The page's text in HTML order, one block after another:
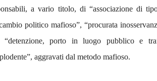
a vario titolo, di “associazione di
politico mafioso”, “procurata
“detenzione, porto in luogo pubblico e
aggravati dal metodo mafioso.